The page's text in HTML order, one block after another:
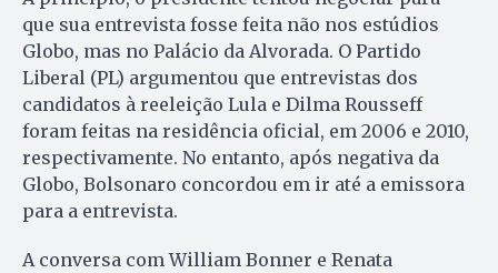
que sua entrevista fosse feita não nos estúdios
Globo, mas no Palácio da Alvorada. O Partido
Liberal (PL) argumentou que entrevistas dos
candidatos à reeleição Lula e Dilma Rousseff
foram feitas na residência oficial, em 2006 e 2010,
respectivamente. No entanto, após negativa da
Globo, Bolsonaro concordou em ir até a emissora
para a entrevista.
A conversa com William Bonner e Renata